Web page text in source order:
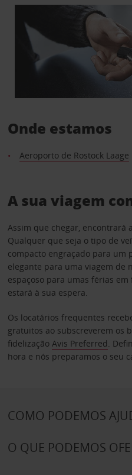
Onde estamos
Aeroporto de Rostock Laage
A sua viagem
Assim que chegar, encontrará
Qualquer que seja o tipo de
compacto engraçado para um
elegante para uma viagem de
espaçoso para umas férias
estará à sua espera.
Os locatários frequentes
gratuitos ao subscreverem os
fidelização Avis Preferred.
hora e nós preparamos o seu
COMO PODEMOS
O QUE PODEMOS